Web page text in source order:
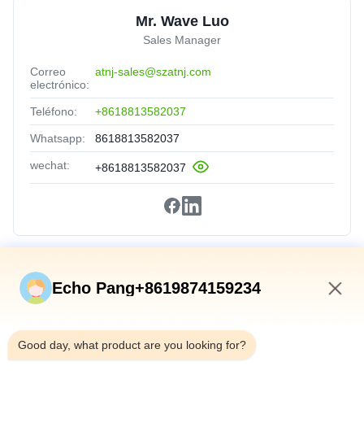
Mr. Wave Luo
Sales Manager
Correo
electrónico:
atnj-sales@szatnj.com
Teléfono: +8618813582037
Whatsapp: 8618813582037
wechat: +8618813582037
Vínculos Rápidos
Productos
Sobre Nosotros
Echo Pang+8619874159234
Good day, what product are you looking for?